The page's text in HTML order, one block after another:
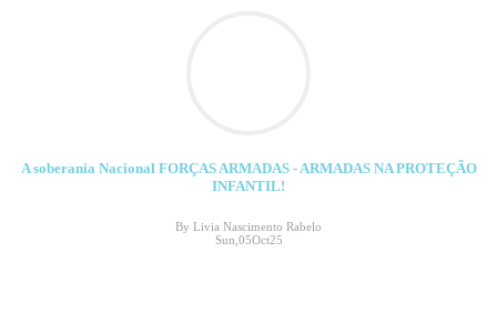
A soberania Nacional FORÇAS ARMADAS - ARMADAS NA PROTEÇÃO
INFANTIL!
By Livia Nascimento Rabelo
Sun,05Oct25